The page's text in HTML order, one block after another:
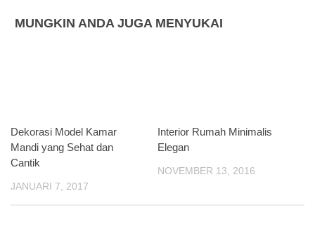
MUNGKIN ANDA JUGA MENYUKAI
Dekorasi Model Kamar
Mandi yang Sehat dan
Cantik
JANUARI 7, 2017
Interior Rumah Minimalis
Elegan
NOVEMBER 13, 2016